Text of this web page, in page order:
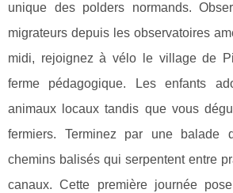
unique des polders normands.
migrateurs depuis les observatoires
midi, rejoignez à vélo le village de
ferme pédagogique. Les enfants
animaux locaux tandis que vous
fermiers. Terminez par une balade
chemins balisés qui serpentent entre
canaux. Cette première journée